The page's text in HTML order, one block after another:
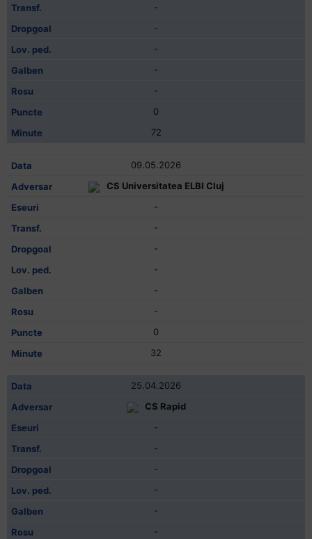
-
-
-
-
-
0
72
09.05.2026
CS Universitatea ELBI Cluj
-
-
-
-
-
-
0
32
25.04.2026
CS Rapid
-
-
-
-
-
-